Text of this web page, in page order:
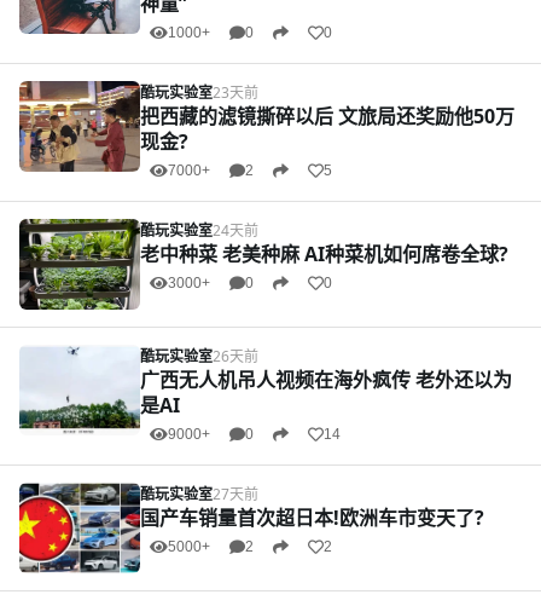
1000+ 0 0
酷玩实验室23天前
把西藏的滤镜撕碎以后 文旅局还奖励他50万
现金?
7000+ 2 5
酷玩实验室24天前
老中种菜 老美种麻 AI种菜机如何席卷全球?
3000+ 0 0
酷玩实验室26天前
广西无人机吊人视频在海外疯传 老外还以为
是AI
9000+ 0 14
酷玩实验室27天前
国产车销量首次超日本!欧洲车市变天了?
5000+ 2 2